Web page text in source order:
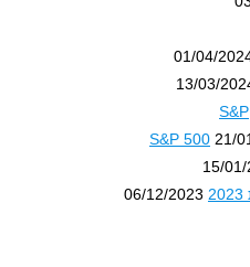
01/
13/
06/12/2023